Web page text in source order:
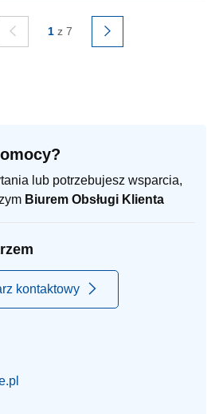
1 z 7
lub potrzebujesz wsparcia,
Biurem Obsługi Klienta
kontaktowy